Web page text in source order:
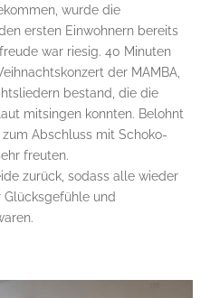
wurde die
ersten Einwohnern bereits
war riesig. 40 Minuten
der MAMBA,
bestand, die die
mitsingen konnten. Belohnt
Abschluss mit Schoko-
freuten.
zurück, sodass alle wieder
und